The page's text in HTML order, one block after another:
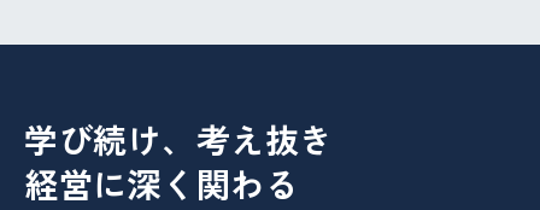
学び続け、考え抜き
経営に深く関わる